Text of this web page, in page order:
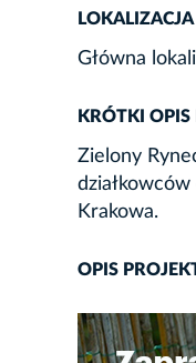
LOKALIZACJA
Główna
KRÓTKI OPIS
Zielony
Krakowa.
OPIS